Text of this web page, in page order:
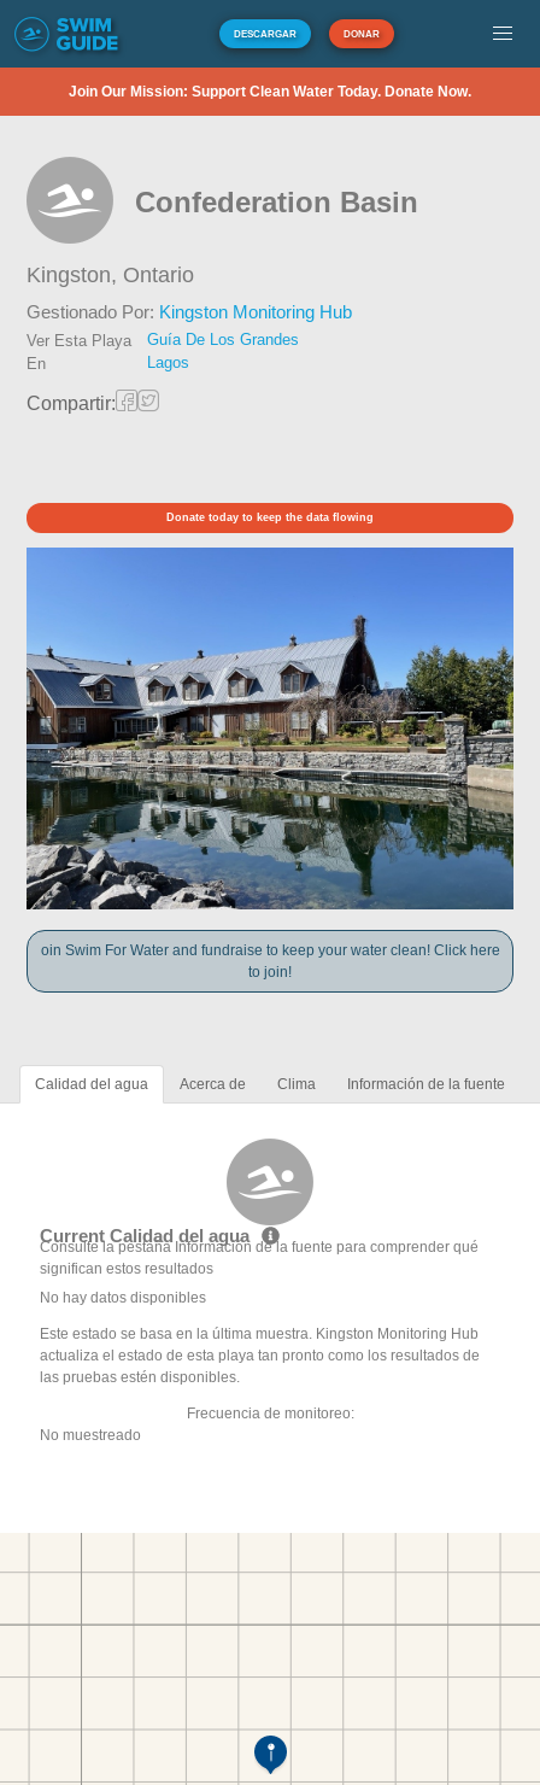
DESCARGAR DONAR
Join Our Mission: Support Clean Water Today. Donate Now.
Confederation Basin
Kingston, Ontario
Gestionado Por: Kingston Monitoring Hub
Ver Esta Playa
En
Guía De Los Grandes
Lagos
Compartir:
Donate today to keep the data flowing
oin Swim For Water and fundraise to keep your water clean! Click here
to join!
Calidad del agua Acerca de Clima Información de la fuente
Current Calidad del agua
Consulte la pestaña Información de la fuente para comprender qué
significan estos resultados
No hay datos disponibles
Este estado se basa en la última muestra. Kingston Monitoring Hub
actualiza el estado de esta playa tan pronto como los resultados de
las pruebas estén disponibles.
Frecuencia de monitoreo:
No muestreado